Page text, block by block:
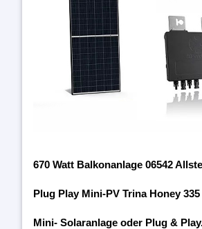
670 Watt Balkonanlage 06542
Plug Play Mini-PV Trina Honey 335
Mini- Solaranlage oder Plug &